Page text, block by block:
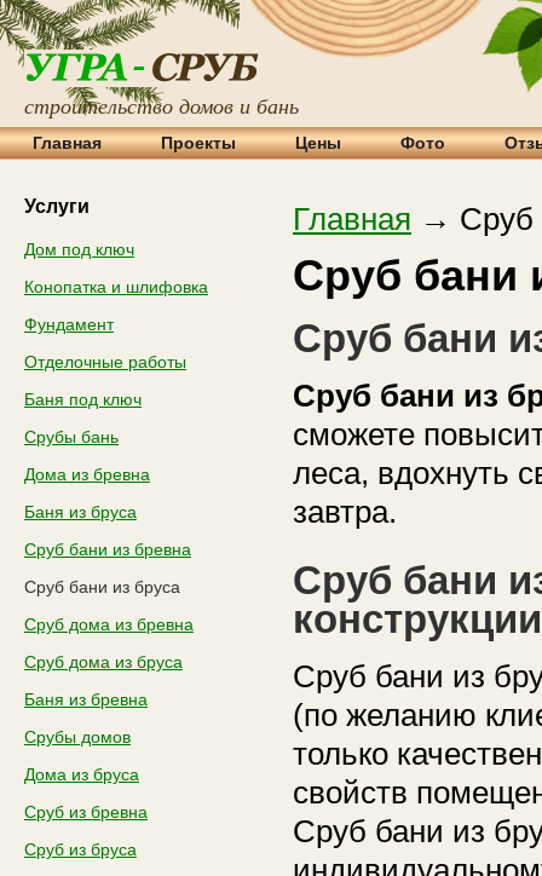
Одрина-мск
строительство домов и бань
Главная Проекты Цены Фото
Услуги
Дом под ключ
Конопатка и шлифовка
Фундамент
Отделочные работы
Баня под ключ
Срубы бань
Дома из бревна
Баня из бруса
Сруб бани из бревна
Сруб бани из бруса
Сруб дома из бревна
Сруб дома из бруса
Баня из бревна
Срубы домов
Дома из бруса
Сруб из бревна
Сруб из бруса
Главная → Сруб
Сруб бани
Сруб бани
Сруб бани из
сможете
леса, вдохнуть
завтра.
Сруб бани
конструкции
Сруб бани из
(по желанию
только
свойств
Сруб бани из